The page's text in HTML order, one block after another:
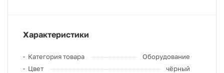
Характеристики
Категория товара
Оборудование
Цвет
чёрный